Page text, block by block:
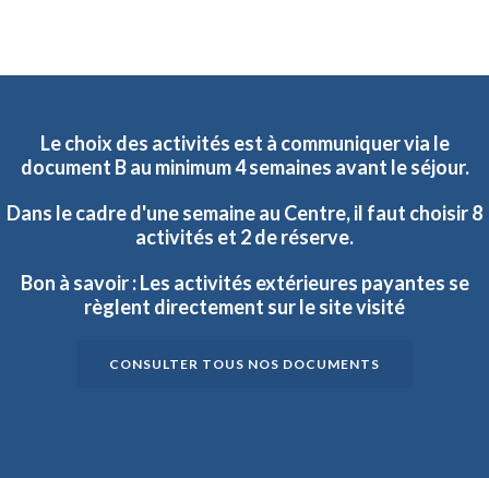
Le choix des activités est à communiquervia le
document B au minimum4 semaines avant le séjour.
Dans lecadred'unesemaineau Centre,il faut choisir8
activités et 2deréserve.
Bon à savoir : Les activités extérieures payantes se
règlent directement surlesitevisité
CONSULTER TOUS NOS DOCUMENTS